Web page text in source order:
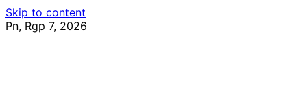
Skip to content
Pn, Rgp 7, 2026